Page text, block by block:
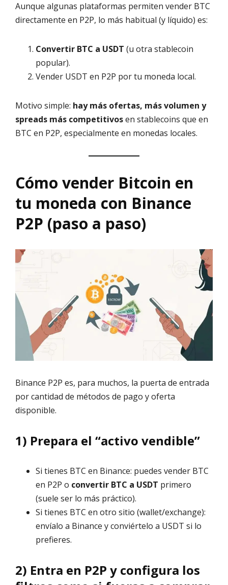
Aunque algunas plataformas permiten vender BTC
directamente en P2P, lo más habitual (y líquido) es:
Convertir BTC a USDT (u otra stablecoin
popular).
Vender USDT en P2P por tu moneda local.
Motivo simple: hay más ofertas, más volumen y
spreads más competitivosen stablecoins que en
BTC en P2P, especialmente en monedas locales.
Cómo vender Bitcoin en
tu moneda con Binance
P2P (paso a paso)
Binance P2P es, para muchos, la puerta de entrada
por cantidad de métodos de pago y oferta
disponible.
1) Prepara el “activo vendible”
Si tienes BTC en Binance: puedes vender BTC
en P2P o convertir BTC a USDT primero
(suele ser lo más práctico).
Si tienes BTC en otro sitio (wallet/exchange):
envíalo a Binance y conviértelo a USDT si lo
prefieres.
2) Entra en P2P y configura los